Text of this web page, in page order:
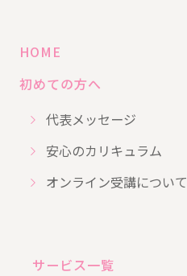
HOME
初めての方へ
代表メッセージ
安心のカリキュラム
オンライン受講について
サービス一覧